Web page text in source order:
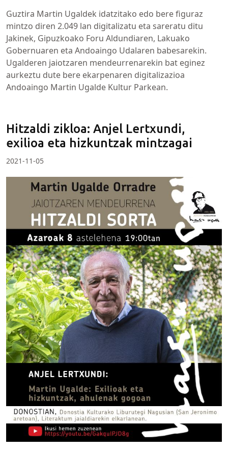
Guztira Martin Ugaldek idatzitako edo bere figuraz
mintzo diren 2.049 lan digitalizatu eta sareratu ditu
Jakinek, Gipuzkoako Foru Aldundiaren, Lakuako
Gobernuaren eta Andoaingo Udalaren babesarekin.
Ugalderen jaiotzaren mendeurrenarekin bat eginez
aurkeztu dute bere ekarpenaren digitalizazioa
Andoaingo Martin Ugalde Kultur Parkean.
Hitzaldi zikloa: Anjel Lertxundi,
exilioa eta hizkuntzak mintzagai
2021-11-05